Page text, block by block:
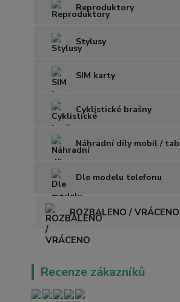
Reproduktory
Stylusy
SIM karty
Cyklistické brašny
Náhradní díly mobil / tab
Dle modelu telefonu
ROZBALENO / VRÁCENO
Recenze zákazníků